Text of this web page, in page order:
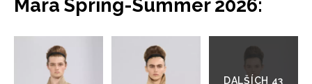
Mara Spring-Summer 2026:
do
galerie